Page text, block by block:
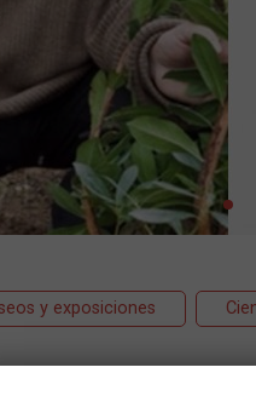
y exposiciones
traient el cap a tots els
Minves de fins al 70 % en